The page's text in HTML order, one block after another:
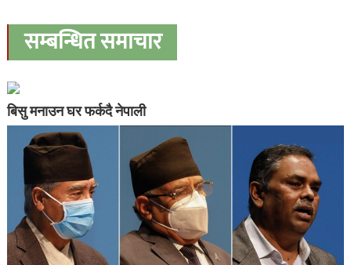
सम्बन्धित समाचार
बिसु मनाउन घर फर्कदै नेपाली